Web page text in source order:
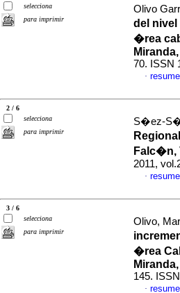
selecciona
para imprimir
Olivo
del nivel
�rea
70. ISSN
·
2 / 6
selecciona
para imprimir
S�ez-
Falc�n,
2011,
·
3 / 6
selecciona
para imprimir
Olivo,
�rea
145.
·